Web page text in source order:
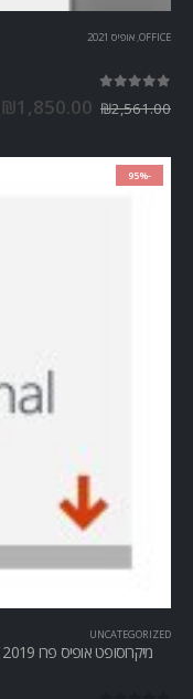
OFFICE
, אופיס 2021
₪2,561.00
₪1,850.00
-95%
UNCATEGORIZED